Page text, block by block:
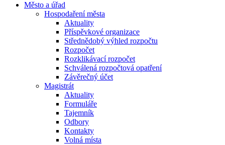
Město a úřad
Hospodaření města
Aktuality
Příspěvkové organizace
Střednědobý výhled rozpočtu
Rozpočet
Rozklikávací rozpočet
Schválená rozpočtová opatření
Závěrečný účet
Magistrát
Aktuality
Formuláře
Tajemník
Odbory
Kontakty
Volná místa